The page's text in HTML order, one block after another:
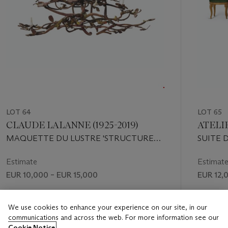
LOT 64
CLAUDE LALANNE (1925-2019)
MAQUETTE DU LUSTRE 'STRUCTURE
BOUGIES, VERS 2003
Estimate
EUR 10,000 – EUR 15,000
EUR 20,000
LOT 65
SUITE
Estimate
EUR
EUR
We use cookies to enhance your experience on our site, in our
communications and across the web. For more information see our